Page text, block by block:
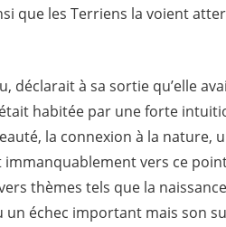
que les Terriens la voient
déclarait à sa sortie qu’elle
habitée par une forte
la connexion à la nature,
vers ce
thèmes tels que la
un échec important mais son